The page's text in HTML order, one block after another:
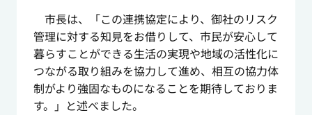
市長は、「この連携協定により、御社のリスク
管理に対する知見をお借りして、市民が安心して
暮らすことができる生活の実現や地域の活性化に
つながる取り組みを協力して進め、相互の協力体
制がより強固なものになることを期待しておりま
す。」と述べました。